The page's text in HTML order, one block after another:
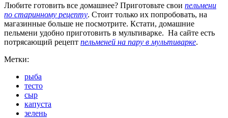
Любите готовить все домашнее? Приготовьте свои пельмени
по старинному рецепту. Стоит только их попробовать, на
магазинные больше не посмотрите. Кстати, домашние
пельмени удобно приготовить в мультиварке. На сайте есть
потрясающий рецепт пельменей на пару в мультиварке.
Метки:
рыба
тесто
сыр
капуста
зелень